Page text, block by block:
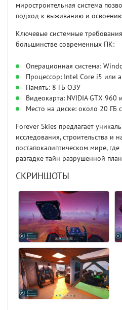
миростроительная система
подход к выживанию и
Ключевые системные
большинстве современных ПК:
Операционная система:
Процессор: Intel Core i5 или
Память: 8 ГБ ОЗУ
Видеокарта: NVIDIA GTX 960
Место на диске: около 20 ГБ
Forever Skies предлагает
исследования, строительства и
постапокалиптическом мире,
разгадке тайн разрушенной
СКРИНШОТЫ